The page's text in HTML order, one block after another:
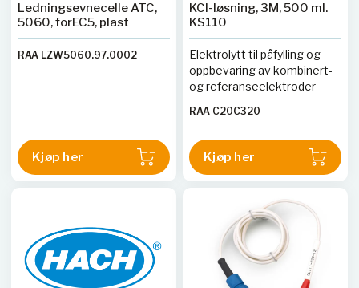
Ledningsevnecelle ATC,
5060, forEC5, plast
RAA LZW5060.97.0002
Kjøp her
KCl-løsning, 3M, 500 ml.
KS110
Elektrolytt til påfylling og
oppbevaring av kombinert-
og referanseelektroder
RAA C20C320
Kjøp her